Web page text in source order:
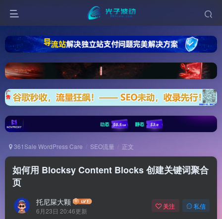
361Sale WordPress Care SEO流量 正文
如何用 Blocksy Content Blocks 创建关键词聚合
页
托尼屎大颗
6月23日 20:46更新
关注 私信